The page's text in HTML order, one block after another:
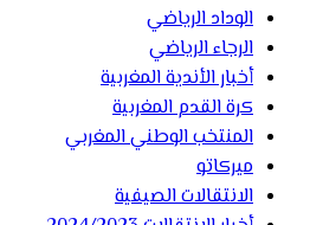
الوداد الرياضي
الرجاء الرياضي
أخبار الأندية المغربية
كرة القدم المغربية
المنتخب الوطني المغربي
ميركاتو
الانتقالات الصيفية